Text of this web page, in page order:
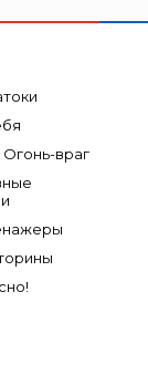
Огонь-враг